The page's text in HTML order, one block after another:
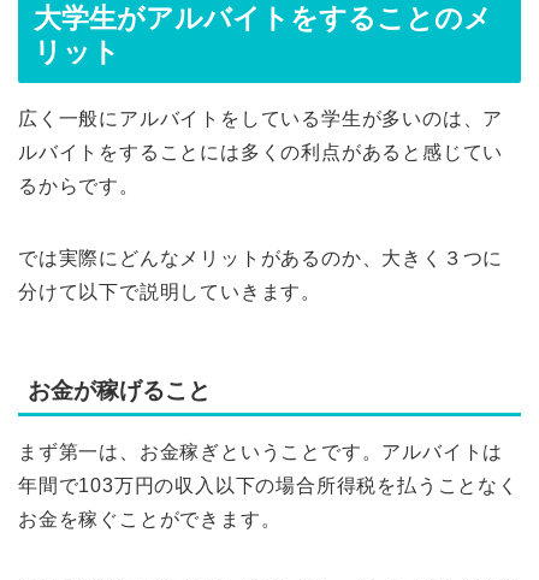
大学生がアルバイトをすることのメ
リット
広く一般にアルバイトをしている学生が多いのは、ア
ルバイトをすることには多くの利点があると感じてい
るからです。
では実際にどんなメリットがあるのか、大きく３つに
分けて以下で説明していきます。
お金が稼げること
まず第一は、お金稼ぎということです。アルバイトは
年間で103万円の収入以下の場合所得税を払うことなく
お金を稼ぐことができます。